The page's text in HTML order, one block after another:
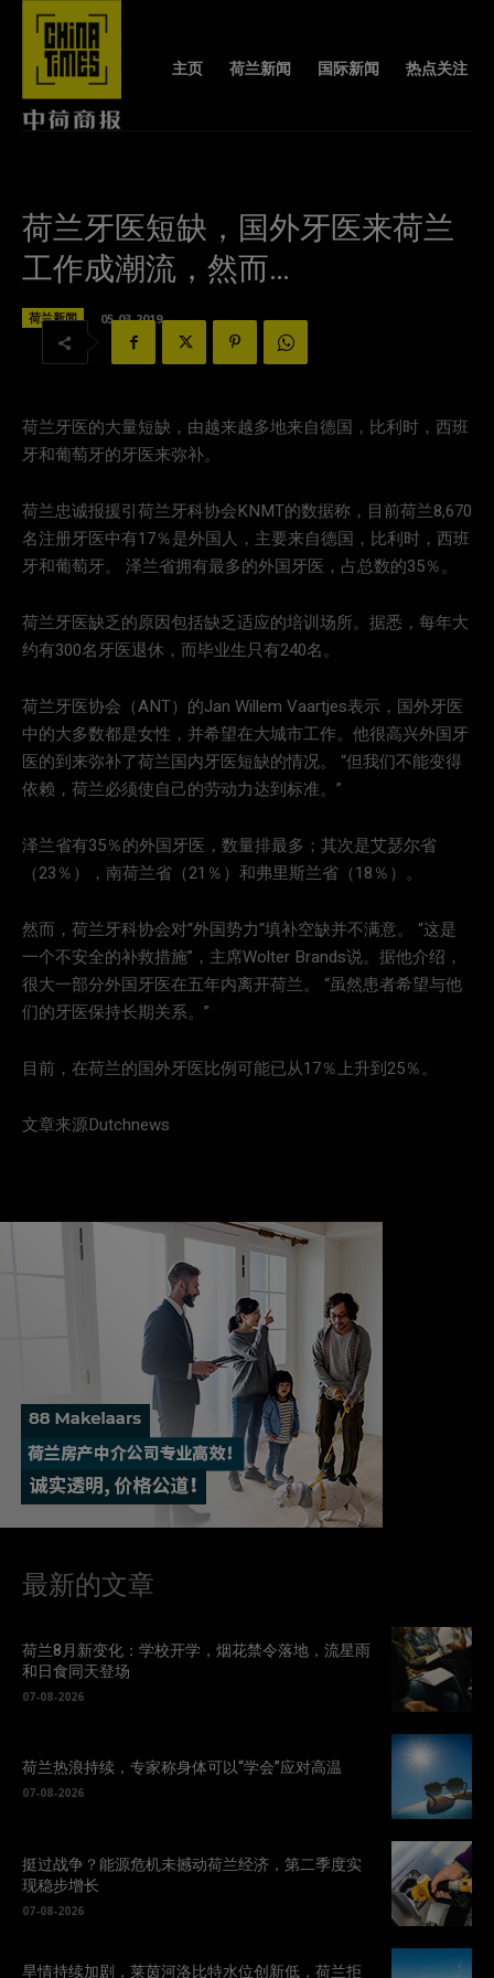
主页 荷兰新闻 国际新闻 热点关注
荷兰牙医短缺，国外牙医来荷兰
工作成潮流，然而…
荷兰新闻 05-03-2019
荷兰牙医的大量短缺，由越来越多地来自德国，比利时，西班
牙和葡萄牙的牙医来弥补。
荷兰忠诚报援引荷兰牙科协会KNMT的数据称，目前荷兰8,670
名注册牙医中有17％是外国人，主要来自德国，比利时，西班
牙和葡萄牙。 泽兰省拥有最多的外国牙医，占总数的35％。
荷兰牙医缺乏的原因包括缺乏适应的培训场所。据悉，每年大
约有300名牙医退休，而毕业生只有240名。
荷兰牙医协会（ANT）的Jan Willem Vaartjes表示，国外牙医
中的大多数都是女性，并希望在大城市工作。他很高兴外国牙
医的到来弥补了荷兰国内牙医短缺的情况。 “但我们不能变得
依赖，荷兰必须使自己的劳动力达到标准。”
泽兰省有35％的外国牙医，数量排最多；其次是艾瑟尔省
（23％），南荷兰省（21％）和弗里斯兰省（18％）。
然而，荷兰牙科协会对“外国势力“填补空缺并不满意。 “这是
一个不安全的补救措施”，主席Wolter Brands说。据他介绍，
很大一部分外国牙医在五年内离开荷兰。 “虽然患者希望与他
们的牙医保持长期关系。”
目前，在荷兰的国外牙医比例可能已从17％上升到25％。
文章来源Dutchnews
最新的文章
荷兰8月新变化：学校开学，烟花禁令落地，流星雨
和日食同天登场
07-08-2026
荷兰热浪持续，专家称身体可以“学会”应对高温
07-08-2026
挺过战争？能源危机未撼动荷兰经济，第二季度实
现稳步增长
07-08-2026
旱情持续加剧，莱茵河洛比特水位创新低，荷兰拒